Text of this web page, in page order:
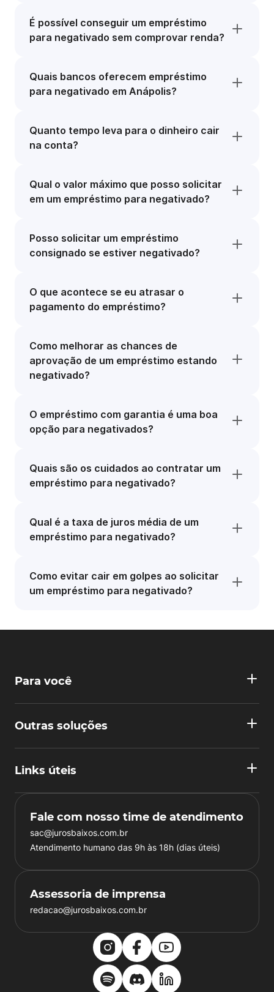
É possível conseguir um empréstimo
para negativado sem comprovar renda?
Quais bancos oferecem empréstimo
para negativado em Anápolis?
Quanto tempo leva para o dinheiro cair
na conta?
Qual o valor máximo que posso solicitar
em um empréstimo para negativado?
Posso solicitar um empréstimo
consignado se estiver negativado?
O que acontece se eu atrasar o
pagamento do empréstimo?
Como melhorar as chances de
aprovação de um empréstimo estando
negativado?
O empréstimo com garantia é uma boa
opção para negativados?
Quais são os cuidados ao contratar um
empréstimo para negativado?
Qual é a taxa de juros média de um
empréstimo para negativado?
Como evitar cair em golpes ao solicitar
um empréstimo para negativado?
Para você
Outras soluções
Links úteis
Fale com nosso time de atendimento
sac@jurosbaixos.com.br
Atendimento humano das 9h às 18h (dias úteis)
Assessoria de imprensa
redacao@jurosbaixos.com.br